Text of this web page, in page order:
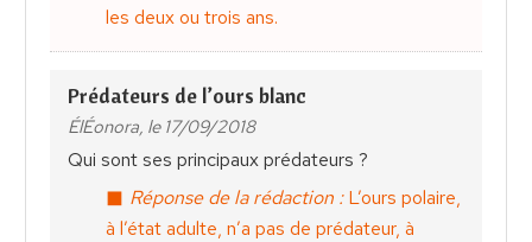
les deux ou trois ans.
Prédateurs de l’ours blanc
ÉlÉonora, le 17/09/2018
Qui sont ses principaux prédateurs ?
Réponse de la rédaction :L’ours polaire,
à l’état adulte, n’a pas de prédateur, à